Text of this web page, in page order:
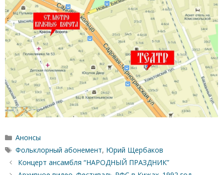
Рубрики
Анонсы
Метки
Фольклорный абонемент, Юрий Щербаков
Концерт ансамбля “НАРОДНЫЙ ПРАЗДНИК”